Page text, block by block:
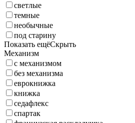
светлые
темные
необычные
под старину
Показать ещёСкрыть
Механизм
с механизмом
без механизма
еврокнижка
книжка
седафлекс
спартак